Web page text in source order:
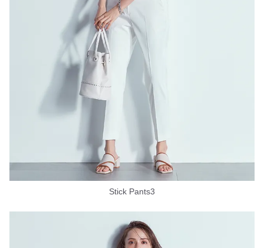
Stick Pants3